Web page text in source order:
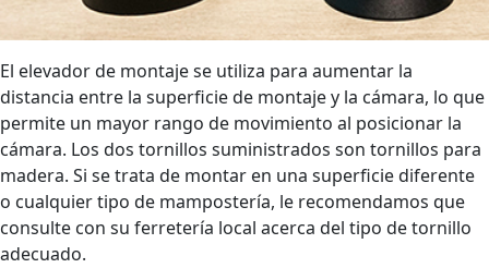
El elevador de montaje se utiliza para aumentar la
distancia entre la superficie de montaje y la cámara, lo que
permite un mayor rango de movimiento al posicionar la
cámara. Los dos tornillos suministrados son tornillos para
madera. Si se trata de montar en una superficie diferente
o cualquier tipo de mampostería, le recomendamos que
consulte con su ferretería local acerca del tipo de tornillo
adecuado.